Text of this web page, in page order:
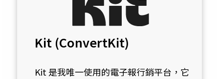
Kit (ConvertKit)
Kit 是我唯一使用的電子報行銷平台，它